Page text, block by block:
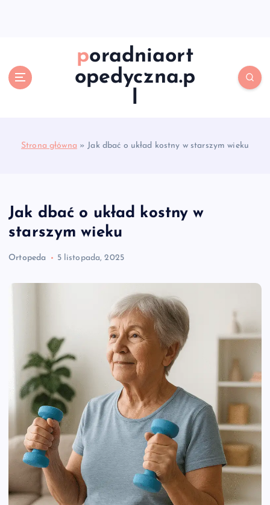
poradniaort
opedyczna.p
l
Strona główna » Jak dbać o układ kostny w starszym wieku
Jak dbać o układ kostny w
starszym wieku
Ortopeda 5 listopada, 2025